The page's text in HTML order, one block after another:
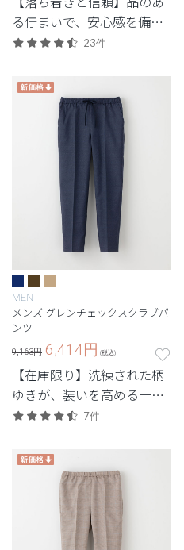
る佇まいで、安心感を備え
た定番シリーズ。
23件
MEN
メンズ:グレンチェックスクラブパ
ンツ
9,163円 6,414円 (税込)
【在庫限り】洗練された柄
ゆきが、装いを高める一
着。人気の名品が特別復
7件